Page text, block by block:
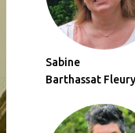
Sabine
Barthassat Fleury